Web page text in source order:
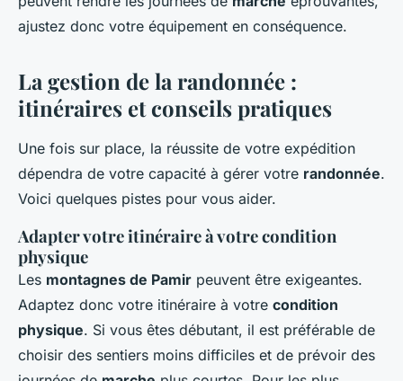
ajustez donc votre équipement en conséquence.
La gestion de la randonnée :
itinéraires et conseils pratiques
Une fois sur place, la réussite de votre expédition
dépendra de votre capacité à gérer votre randonnée.
Voici quelques pistes pour vous aider.
Adapter votre itinéraire à votre condition
physique
Les montagnes de Pamir peuvent être exigeantes.
Adaptez donc votre itinéraire à votre condition
physique. Si vous êtes débutant, il est préférable de
choisir des sentiers moins difficiles et de prévoir des